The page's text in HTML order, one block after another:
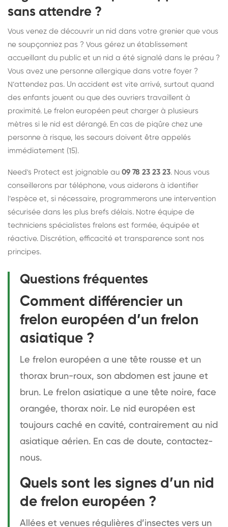
sans attendre ?
Vous venez de découvrir un nid dans votre grenier que vous
ne soupçonniez pas ? Vous gérez un établissement
accueillant du public et un nid a été signalé dans le préau ?
Vous avez une personne allergique dans votre foyer ?
N’attendez pas. Un accident est vite arrivé, surtout quand
des enfants jouent ou que des ouvriers travaillent à
proximité. Le frelon européen peut charger à plusieurs
mètres si le nid est dérangé. En cas de piqûre chez une
personne à risque, les secours doivent être appelés
immédiatement (15).
Need's Protect est joignable au 09 78 23 23 23. Nous vous
conseillerons par téléphone, vous aiderons à identifier
l’espèce et, si nécessaire, programmerons une intervention
sécurisée dans les plus brefs délais. Notre équipe de
techniciens spécialistes frelons est formée, équipée et
réactive. Discrétion, efficacité et transparence sont nos
principes.
Questions fréquentes
Comment différencier un
frelon européen d’un frelon
asiatique ?
Le frelon européen a une tête rousse et un
thorax brun-roux, son abdomen est jaune et
brun. Le frelon asiatique a une tête noire, face
orangée, thorax noir. Le nid européen est
toujours caché en cavité, contrairement au nid
asiatique aérien. En cas de doute, contactez-
nous.
Quels sont les signes d’un nid
de frelon européen ?
Allées et venues régulières d’insectes vers un